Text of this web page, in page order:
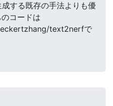
する既存の手法よりも優
コードは
text2nerfで